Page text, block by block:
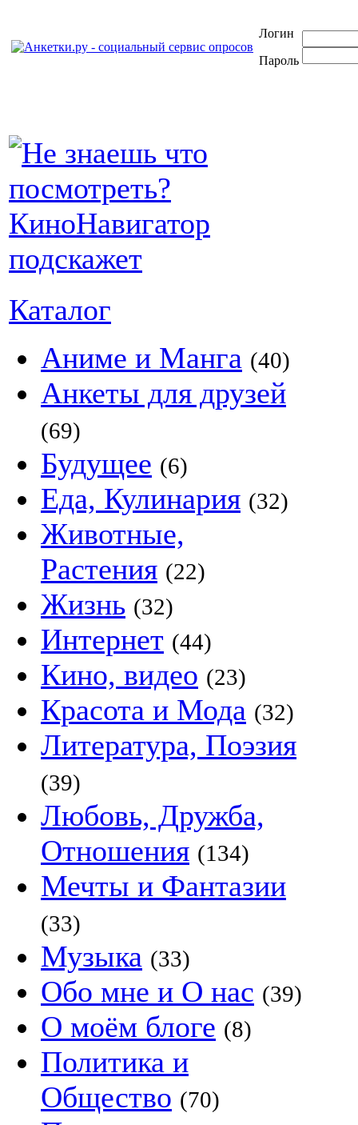
Логин
Пароль
Каталог
Аниме и Манга (40)
Анкеты для друзей
(69)
Будущее (6)
Еда, Кулинария (32)
Животные,
Растения (22)
Жизнь (32)
Интернет (44)
Кино, видео (23)
Красота и Мода (32)
Литература, Поэзия
(39)
Любовь, Дружба,
Отношения (134)
Мечты и Фантазии
(33)
Музыка (33)
Обо мне и О нас (39)
О моём блоге (8)
Политика и
Общество (70)